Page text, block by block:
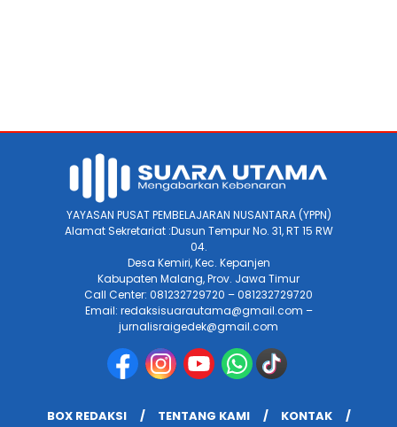
YAYASAN PUSAT PEMBELAJARAN NUSANTARA (YPPN)
Alamat Sekretariat :Dusun Tempur No. 31, RT 15 RW
04.
Desa Kemiri, Kec. Kepanjen
Kabupaten Malang, Prov. Jawa Timur
Call Center: 081232729720 – 081232729720
Email: redaksisuarautama@gmail.com –
jurnalisraigedek@gmail.com
BOX REDAKSI TENTANG KAMI KONTAK